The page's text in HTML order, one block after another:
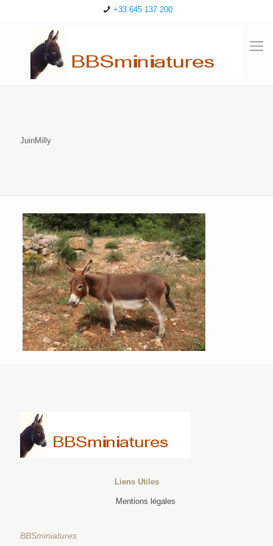
+33 645 137 200
JuinMilly
Liens Utiles
Mentions légales
BBSminiatures